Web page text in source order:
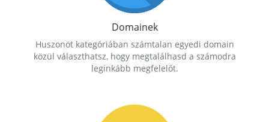
Domainek
Huszonöt kategóriában számtalan egyedi domain
közül választhatsz, hogy megtalálhasd a számodra
leginkább megfelelőt.